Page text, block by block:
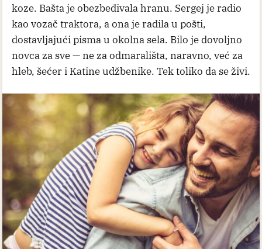
koze. Bašta je obezbeđivala hranu. Sergej je radio
kao vozač traktora, a ona je radila u pošti,
dostavljajući pisma u okolna sela. Bilo je dovoljno
novca za sve — ne za odmarališta, naravno, već za
hleb, šećer i Katine udžbenike. Tek toliko da se živi.